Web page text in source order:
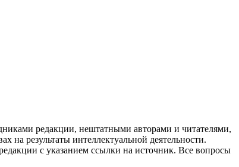
редакции, нештатными авторами и читателями,
на результаты интеллектуальной деятельности.
с указанием ссылки на источник. Все вопросы